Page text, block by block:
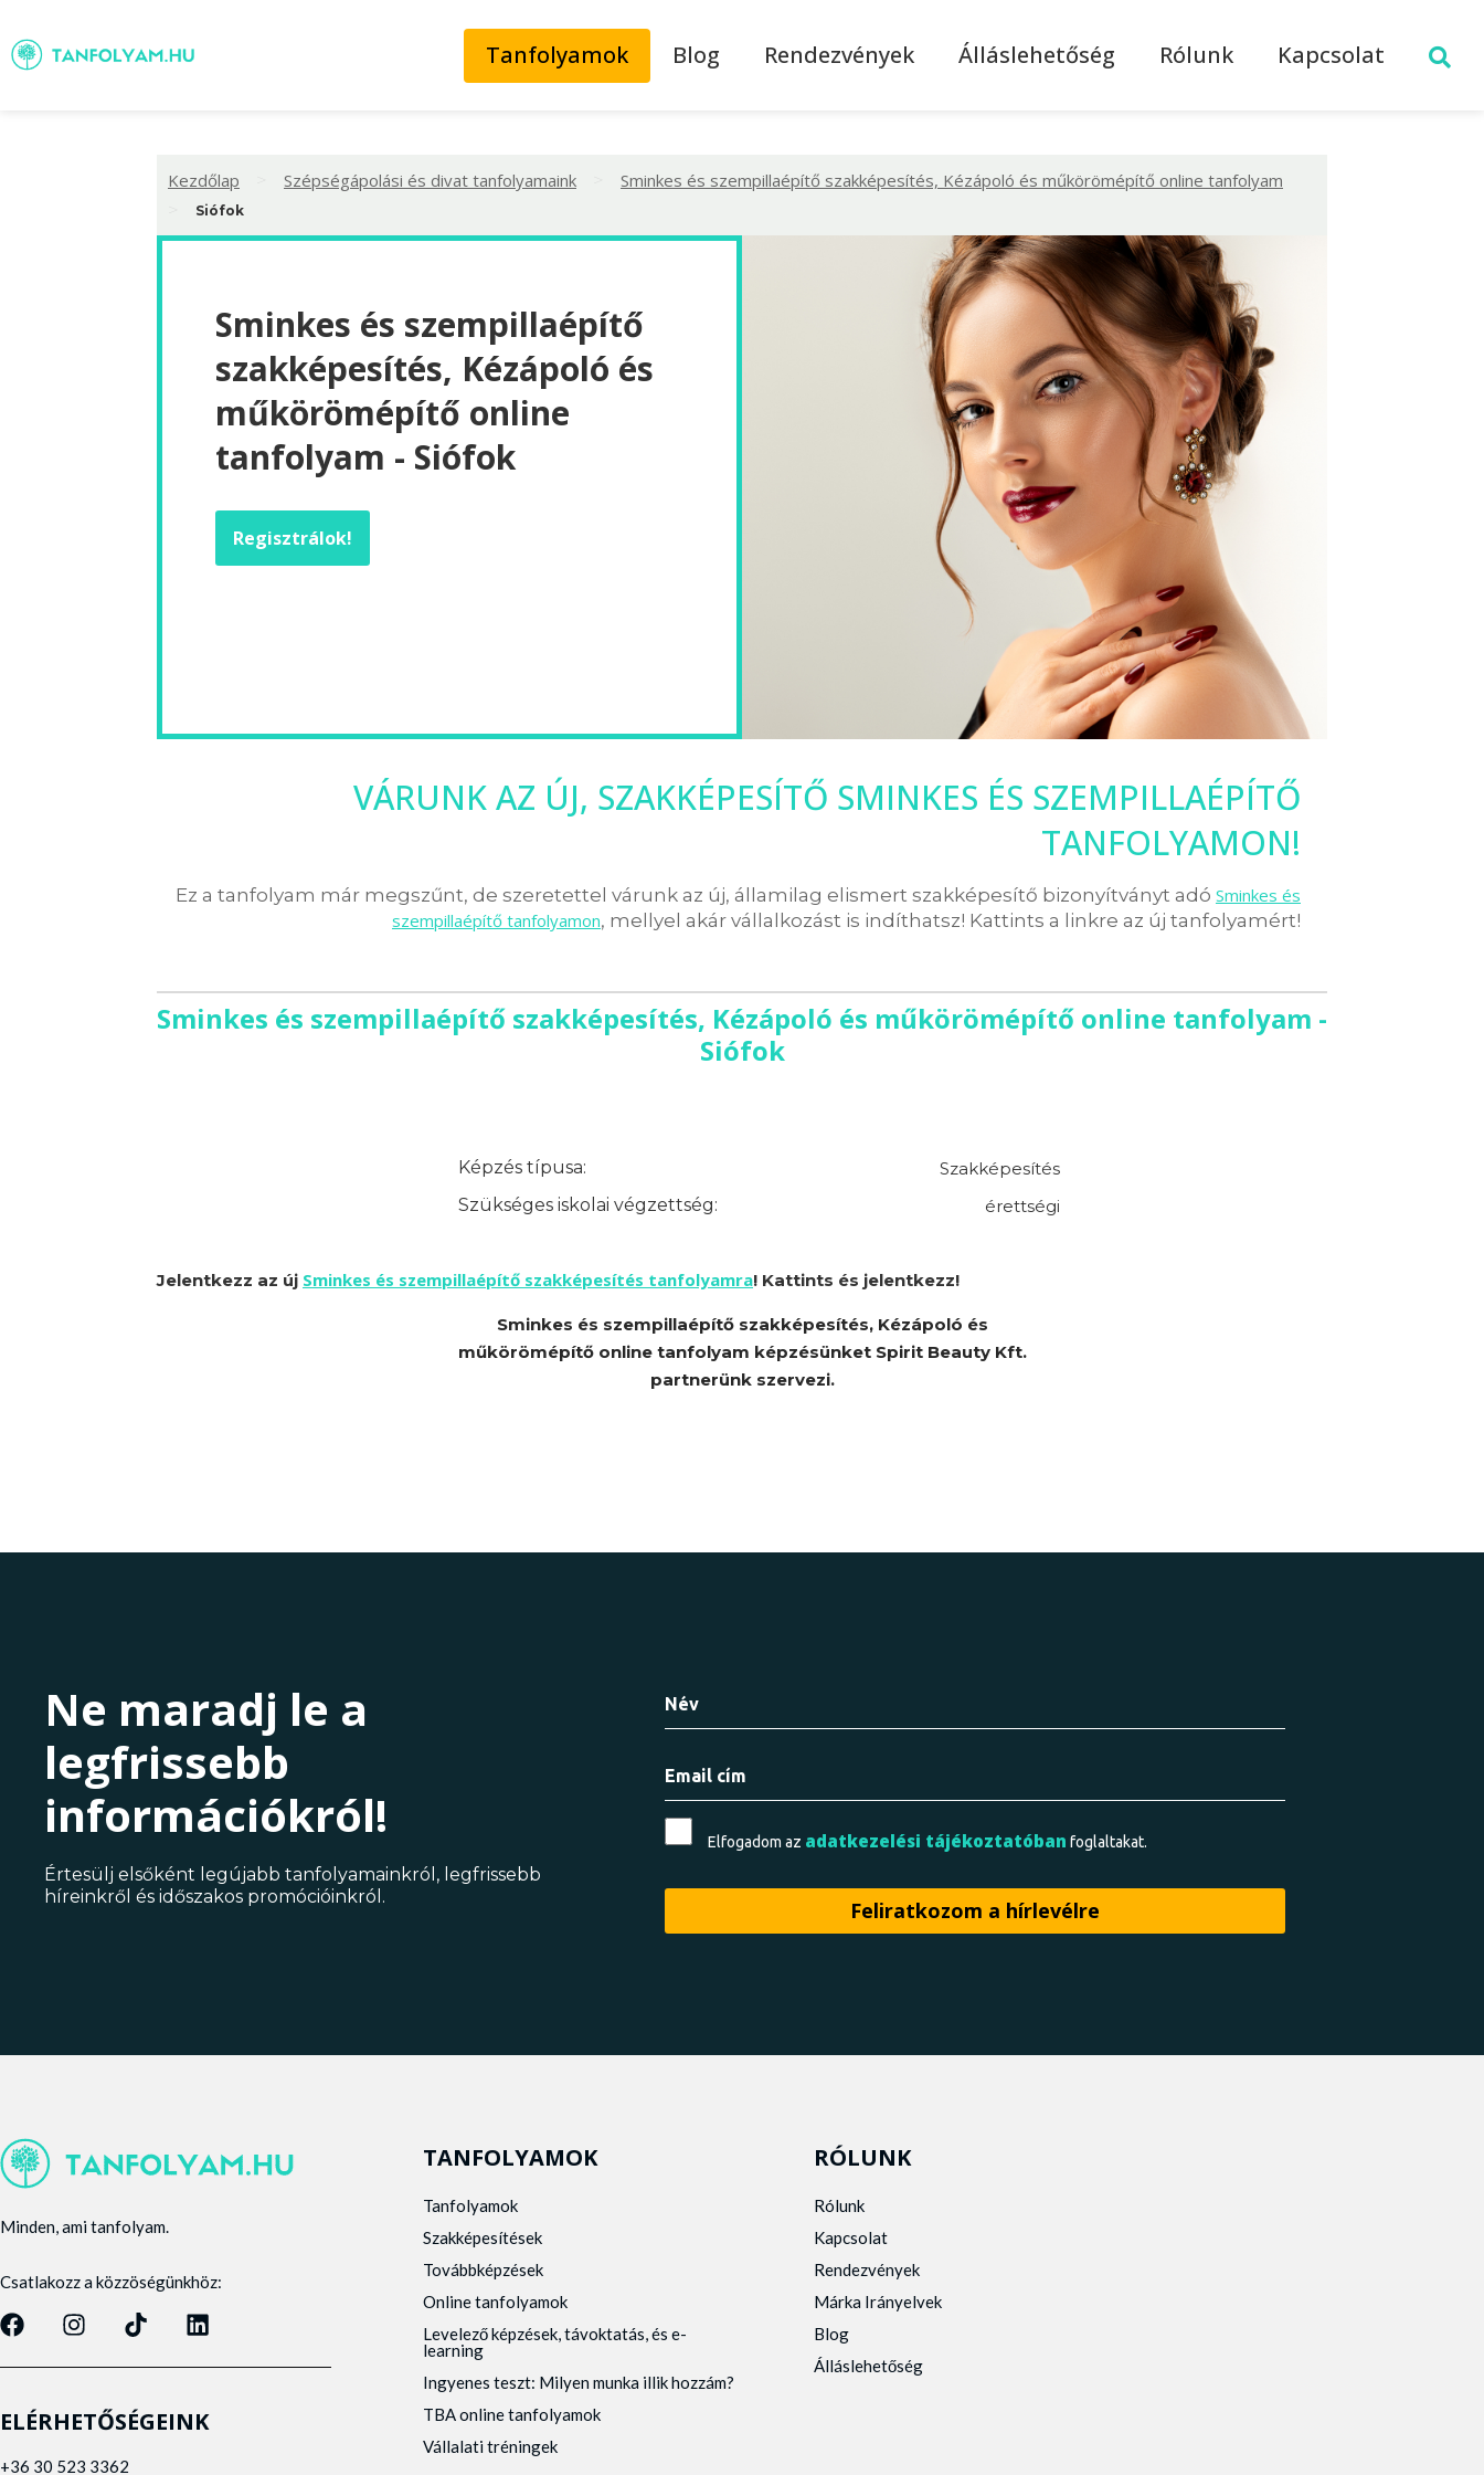
Tanfolyamok Blog Rendezvények Álláslehetőség Rólunk Kapcsolat
Kezdőlap Szépségápolási és divat tanfolyamaink Sminkes és szempillaépítő szakképesítés, Kézápoló és műkörömépítő online tanfolyam
Siófok
Sminkes és szempillaépítő
szakképesítés, Kézápoló és
műkörömépítő online
tanfolyam - Siófok
Regisztrálok!
VÁRUNK AZ ÚJ, SZAKKÉPESÍTŐ SMINKES ÉS SZEMPILLAÉPÍTŐ
TANFOLYAMON!
Ez a tanfolyam már megszűnt, de szeretettel várunk az új, államilag elismert szakképesítő bizonyítványt adó Sminkes és
szempillaépítő tanfolyamon, mellyel akár vállalkozást is indíthatsz! Kattints a linkre az új tanfolyamért!
Sminkes és szempillaépítő szakképesítés, Kézápoló és műkörömépítő online tanfolyam -
Siófok
Képzés típusa:
Szakképesítés
Szükséges iskolai végzettség:
érettségi
Jelentkezz az új Sminkes és szempillaépítő szakképesítés tanfolyamra! Kattints és jelentkezz!
Sminkes és szempillaépítő szakképesítés, Kézápoló és
műkörömépítő online tanfolyam képzésünket Spirit Beauty Kft.
partnerünk szervezi.
Ne maradj le a
legfrissebb
információkról!
Értesülj elsőként legújabb tanfolyamainkról, legfrissebb
híreinkről és időszakos promócióinkról.
Elfogadom az adatkezelési tájékoztatóban foglaltakat.
Minden, ami tanfolyam.
Csatlakozz a közzöségünkhöz:
ELÉRHETŐSÉGEINK
+36 30 523 3362
TANFOLYAMOK
Tanfolyamok
Szakképesítések
Továbbképzések
Online tanfolyamok
Levelező képzések, távoktatás, és e-
learning
Ingyenes teszt: Milyen munka illik hozzám?
TBA online tanfolyamok
Vállalati tréningek
RÓLUNK
Rólunk
Kapcsolat
Rendezvények
Márka Irányelvek
Blog
Álláslehetőség